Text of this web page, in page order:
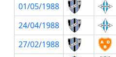
01/05/1988
24/04/1988
27/02/1988